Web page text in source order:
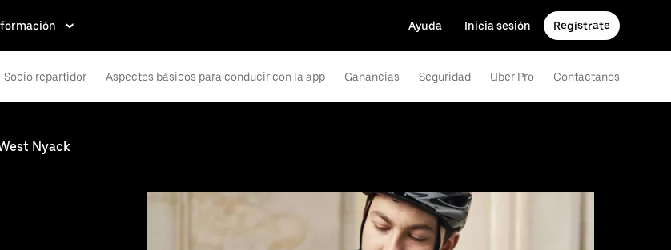
Ayuda Inicia sesión Regístrate
Socio repartidor Aspectos básicos para conducir con la app Ganancias Seguridad Uber Pro Contáctanos
Nyack